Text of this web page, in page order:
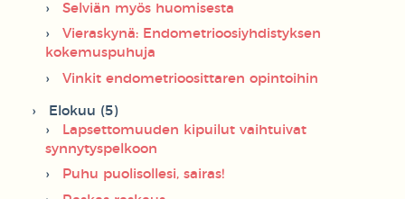
Selviän myös huomisesta
Vieraskynä: Endometrioosiyhdistyksen
kokemuspuhuja
Vinkit endometrioosittaren opintoihin
Elokuu (5)
Lapsettomuuden kipuilut vaihtuivat
synnytyspelkoon
Puhu puolisollesi, sairas!